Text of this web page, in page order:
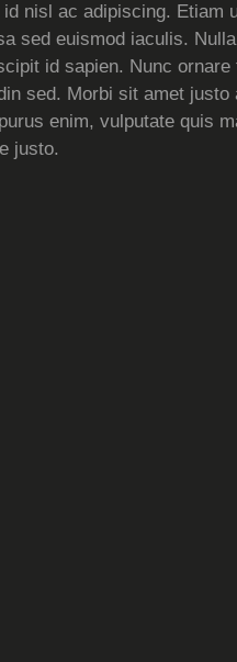
nisl ac adipiscing. Etiam
sed euismod iaculis.
id sapien. Nunc
sed. Morbi sit amet justo
enim, vulputate quis
justo.